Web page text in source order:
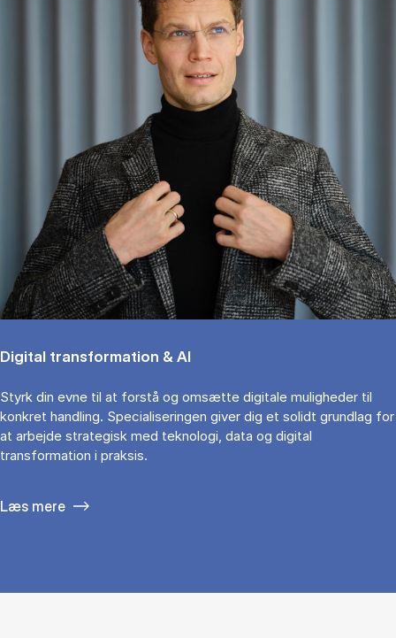
Digital transformation & AI
Styrk din evne til at forstå og omsætte digitale muligheder til
konkret handling. Specialiseringen giver dig et solidt grundlag for
at arbejde strategisk med teknologi, data og digital
transformation i praksis.
Læs mere